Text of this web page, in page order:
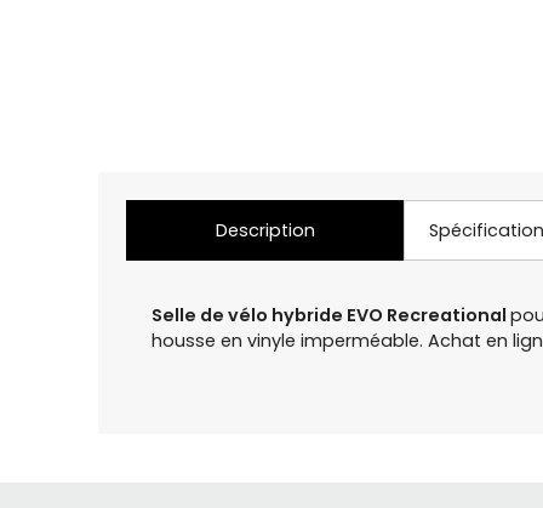
Description
Selle de vélo hybride EVO Recreational
housse en vinyle imperméable. Achat en